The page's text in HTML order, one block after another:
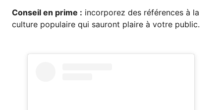
Conseil en prime : incorporez des références à la
culture populaire qui sauront plaire à votre public.